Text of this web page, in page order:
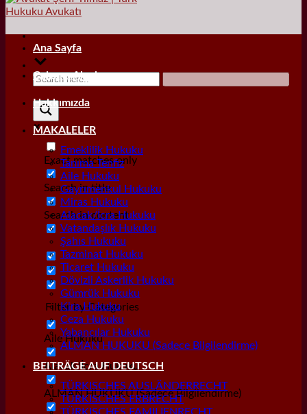
Exact matches only
Search in title
Search in content
Filter by Categories
Aile Hukuku
Alacak/İcra Hukuku
ALMAN HUKUKU (Sadece Bilgilendirme)
Ana Sayfa
Çalışma Alanları
Hakkımızda
MAKALELER
Emeklilik Hukuku
Tanıma Tenfiz
Aile Hukuku
Gayrımenkul Hukuku
Miras Hukuku
Alacak/İcra Hukuku
Vatandaşlık Hukuku
Şahıs Hukuku
Tazminat Hukuku
Ticaret Hukuku
Dövizli Askerlik Hukuku
Gümrük Hukuku
Kira Hukuku
Ceza Hukuku
Yabancılar Hukuku
ALMAN HUKUKU (Sadece Bilgilendirme)
BEITRÄGE AUF DEUTSCH
TÜRKISCHES AUSLÄNDERRECHT
TÜRKISCHES ERBRECHT